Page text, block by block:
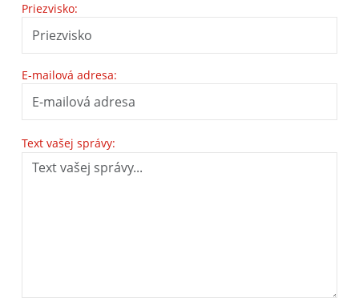
Priezvisko:
E-mailová adresa:
Text vašej správy: